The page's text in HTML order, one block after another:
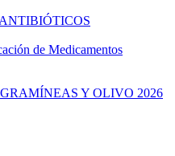
de Medicamentos
Y OLIVO 2026